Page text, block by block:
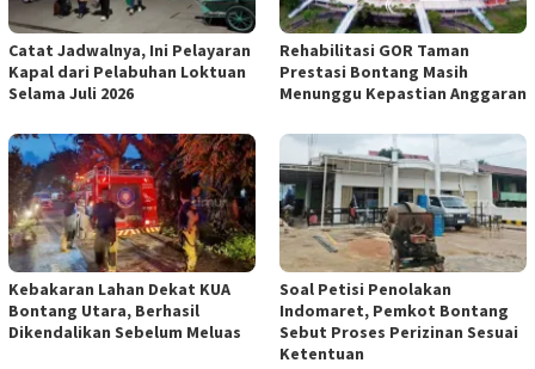
Catat Jadwalnya, Ini Pelayaran
Kapal dari Pelabuhan Loktuan
Selama Juli 2026
Rehabilitasi GOR Taman
Prestasi Bontang Masih
Menunggu Kepastian Anggaran
Kebakaran Lahan Dekat KUA
Bontang Utara, Berhasil
Dikendalikan Sebelum Meluas
Soal Petisi Penolakan
Indomaret, Pemkot Bontang
Sebut Proses Perizinan Sesuai
Ketentuan